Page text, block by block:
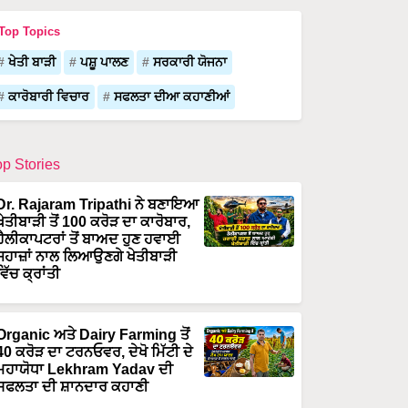
Topics
ਖੇਤੀ ਬਾੜੀ ਪਸ਼ੂ ਪਾਲਣ ਸਰਕਾਰੀ ਯੋਜਨਾ
ਕਾਰੋਬਾਰੀ ਵਿਚਾਰ ਸਫਲਤਾ ਦੀਆ ਕਹਾਣੀਆਂ
Stories
Rajaram Tripathi ਨੇ ਬਣਾਇਆ
ਤੋਂ 100 ਕਰੋੜ ਦਾ ਕਾਰੋਬਾਰ,
ਤੋਂ ਬਾਅਦ ਹੁਣ ਹਵਾਈ
ਨਾਲ ਲਿਆਉਣਗੇ ਖੇਤੀਬਾੜੀ
ਕ੍ਰਾਂਤੀ
ਅਤੇ Dairy Farming ਤੋਂ
ਕਰੋੜ ਦਾ ਟਰਨਓਵਰ, ਦੇਖੋ ਮਿੱਟੀ ਦੇ
Lekhram Yadav ਦੀ
ਦੀ ਸ਼ਾਨਦਾਰ ਕਹਾਣੀ